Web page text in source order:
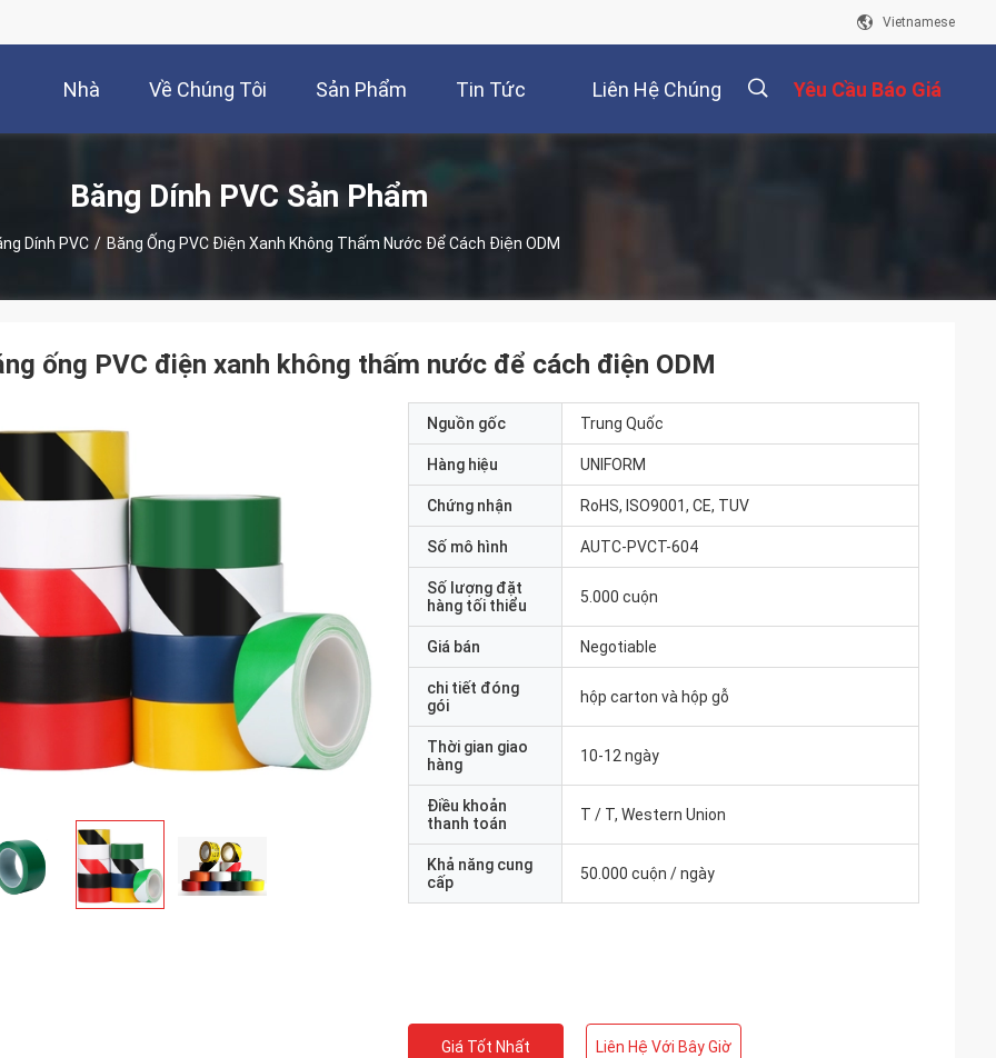
Vietnamese
Nhà Về Chúng Tôi Sản Phẩm Tin Tức Liên Hệ Chúng Yêu Cầu Báo Giá
Băng Dính PVC Sản Phẩm
Dính PVC / Băng Ống PVC Điện Xanh Không Thấm Nước Để Cách Điện ODM
ống PVC điện xanh không thấm nước để cách điện ODM
Nguồn gốc Trung Quốc
Hàng hiệu UNIFORM
Chứng nhận RoHS, ISO9001, CE, TUV
Số mô hình AUTC-PVCT-604
Số lượng đặt
hàng tối thiểu
5.000 cuộn
Giá bán Negotiable
chi tiết đóng
gói
hộp carton và hộp gỗ
Thời gian giao
hàng
10-12 ngày
Điều khoản
thanh toán
T / T, Western Union
Khả năng cung
cấp
50.000 cuộn / ngày
Giá Tốt Nhất Liên Hệ Với Bây Giờ